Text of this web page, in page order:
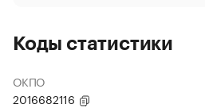
Коды статистики
ОКПО
2016682116